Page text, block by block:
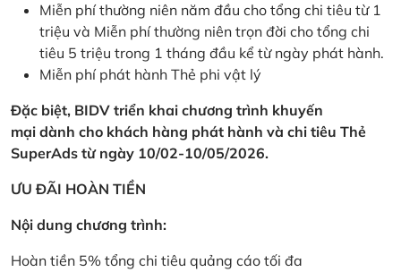
Miễn phí thường niên năm đầu cho tổng chi tiêu từ 1
triệu và Miễn phí thường niên trọn đời cho tổng chi
tiêu 5 triệu trong 1 tháng đầu kể từ ngày phát hành.
Miễn phí phát hành Thẻ phi vật lý
Đặc biệt, BIDV triển khai chương trình khuyến
mại dành cho khách hàng phát hành và chi tiêu Thẻ
SuperAds từ ngày 10/02-10/05/2026.
ƯU ĐÃI HOÀN TIỀN
Nội dung chương trình:
Hoàn tiền 5% tổng chi tiêu quảng cáo tối đa